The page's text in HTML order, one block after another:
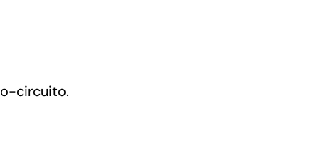
circuito.